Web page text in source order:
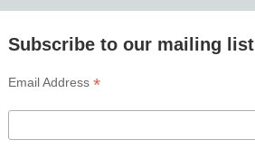
Subscribe to our mailing list
Email Address*